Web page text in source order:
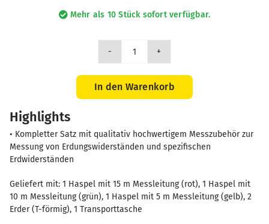
Mehr als 10 Stück sofort verfügbar.
Zubehörset
Erdungsmessung
-
Erder
(15m)
In den Warenkorb
Highlights
• Kompletter Satz mit qualitativ hochwertigem Messzubehör zur
Messung von Erdungswiderständen und spezifischen
Erdwiderständen
Geliefert mit: 1 Haspel mit 15 m Messleitung (rot), 1 Haspel mit
10 m Messleitung (grün), 1 Haspel mit 5 m Messleitung (gelb), 2
Erder (T-förmig), 1 Transporttasche